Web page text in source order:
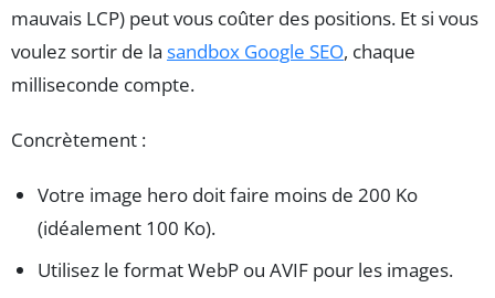
mauvais LCP) peut vous coûter des positions. Et si vous
voulez sortir de la sandbox Google SEO, chaque
milliseconde compte.
Concrètement :
Votre image hero doit faire moins de 200 Ko
(idéalement 100 Ko).
Utilisez le format WebP ou AVIF pour les images.